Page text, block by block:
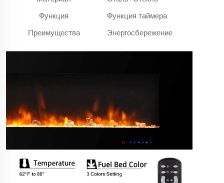
Функция
Функция таймера
Преимущества
Энергосбережение